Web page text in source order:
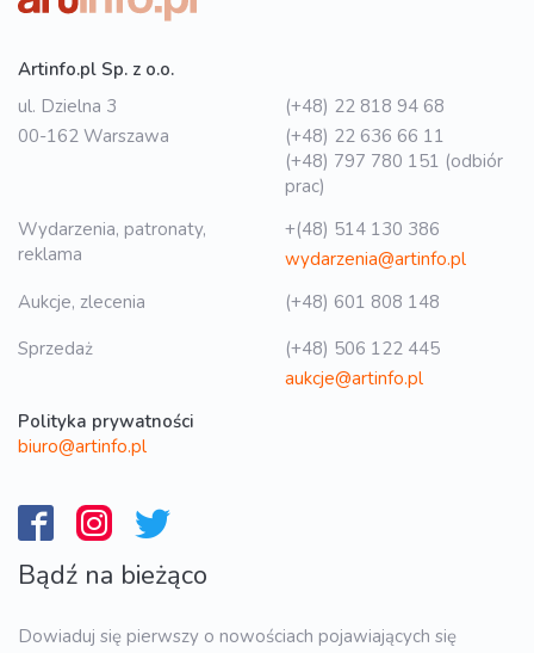
Artinfo.pl Sp. z o.o.
ul. Dzielna 3
00-162 Warszawa
(+48) 22 818 94 68
(+48) 22 636 66 11
(+48) 797 780 151 (odbiór
prac)
Wydarzenia, patronaty,
reklama
+(48) 514 130 386
wydarzenia@artinfo.pl
Aukcje, zlecenia
(+48) 601 808 148
Sprzedaż
(+48) 506 122 445
aukcje@artinfo.pl
Polityka prywatności
biuro@artinfo.pl
Bądź na bieżąco
Dowiaduj się pierwszy o nowościach pojawiających się